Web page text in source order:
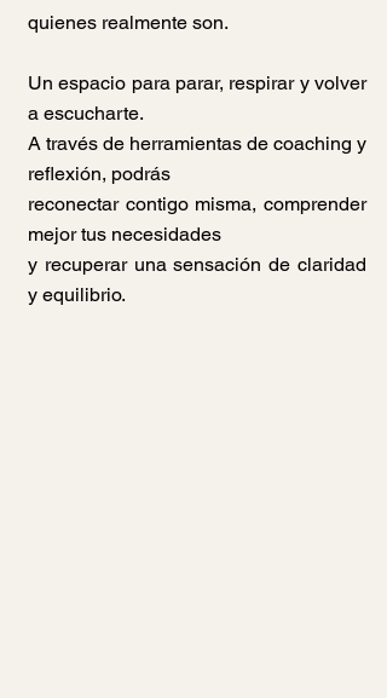
quienes realmente son.
Un espacio para parar, respirar y volver
a escucharte.
A través de herramientas de coaching y
reflexión, podrás
reconectar contigo misma, comprender
mejor tus necesidades
y recuperar una sensación de claridad
y equilibrio.